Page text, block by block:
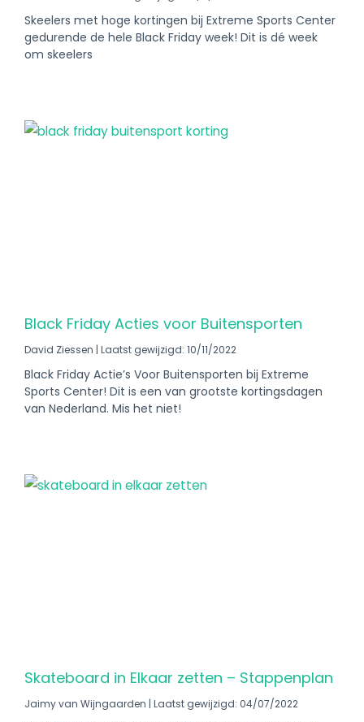
Skeelers met hoge kortingen bij Extreme Sports Center
gedurende de hele Black Friday week! Dit is dé week
om skeelers
Black Friday Acties voor Buitensporten
David Ziessen Laatst gewijzigd: 10/11/2022
Black Friday Actie’s Voor Buitensporten bij Extreme
Sports Center! Dit is een van grootste kortingsdagen
van Nederland. Mis het niet!
Skateboard in Elkaar zetten – Stappenplan
Jaimy van Wijngaarden Laatst gewijzigd: 04/07/2022